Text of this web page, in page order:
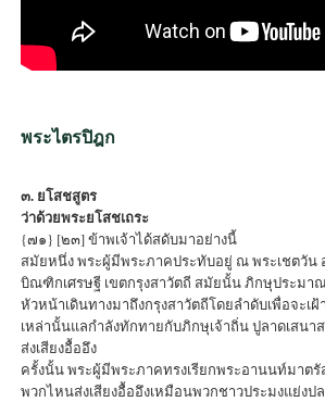
พระไตรปิฎก
๓. ยโสชสูตร
ว่าด้วยพระยโสชเถระ
{๗๑} [๒๓] ข้าพเจ้าได้สดับมาอย่างนี้
สมัยหนึ่ง พระผู้มีพระภาคประทับอยู่ ณ พระเชตวัน
บิณฑิกเศรษฐี เขตกรุงสาวัตถี สมัยนั้น ภิกษุประมา
หัวหน้าเดินทางมาถึงกรุงสาวัตถีโดยลำดับเพื่อจะ
เหล่านั้นแลกำลังทักทายกับภิกษุเจ้าถิ่น ปูลาดเสนา
ส่งเสียงอื้ออึง
ครั้งนั้น พระผู้มีพระภาคทรงเรียกพระอานนท์มาต
พวกไหนส่งเสียงอื้ออึงเหมือนพวกชาวประมงแย่งป